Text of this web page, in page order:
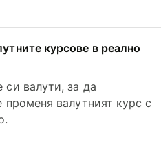
курсове в реално
си валути, за да
променя валутният курс с